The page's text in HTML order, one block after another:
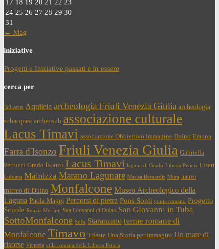
17 18 19 20 21 22 23
24 25 26 27 28 29 30
31
← Mag
iniziative
Progetti e Iniziative passati e in essere
cerca per
3dLacus Aquileia archeologia Friuli Venezia Giulia archeologia
subacquea archeosub associazione culturale
Lacus Timavi associazione Obbiettivo Immagine Duino Emona
Farra d'Isonzo Friuli Venezia Giulia Gabriella
Petrucci Grado Isonzo Lacus Timavi laguna di Grado Liberta Peticia Lisert
Lubiana Mainizza Marano Lagunare Marisa Bernardis Mitra mitreo
mitreo di Duino Monfalcone Museo Archeologico della
Laguna Paola Maggi Percorsi di pietra Pons Sonti ponte romano Progetto
Scuole Renata Merlatti San Giovanni di Duino San Giovanni in Tuba
SottoMonfalcone Soča Staranzano terme romane di
Monfalcone Timavo Trieste Una Storia per Immagini Un mare di
risorse Venezia villa romana della Liberta Peticia